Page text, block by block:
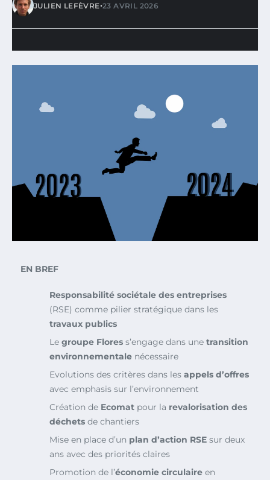
JULIEN LEFÈVRE•23 AVRIL 2026
EN BREF
Responsabilité sociétale des entreprises
(RSE) comme pilier stratégique dans les
travaux publics
Le groupe Flores s’engage dans une transition
environnementale nécessaire
Evolutions des critères dans les appels d’offres
avec emphasis sur l’environnement
Création de Ecomat pour la revalorisation des
déchets de chantiers
Mise en place d’un plan d’action RSE sur deux
ans avec des priorités claires
Promotion de l’économie circulaire en